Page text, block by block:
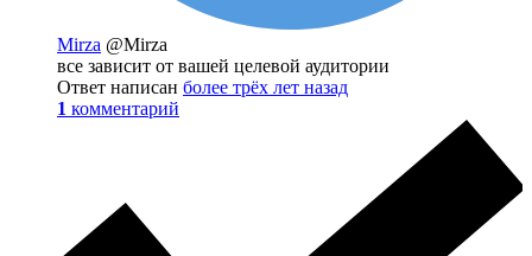
Mirza @Mirza
все зависит от вашей целевой аудитории
Ответ написан более трёх лет назад
1 комментарий